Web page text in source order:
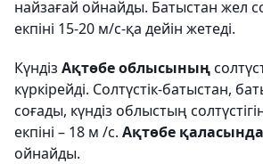
найзағай ойнайды. Батыстан жел
екпіні 15-20 м/с-қа дейін жетеді.
Күндіз Ақтөбе облысының
күркірейді. Солтүстік-батыстан,
соғады, күндіз облыстың
екпіні – 18 м /с. Ақтөбе қаласында
ойнайды.